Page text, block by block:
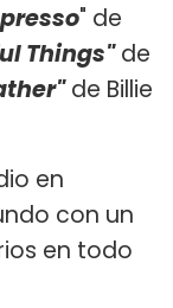
" de
Things"de
de Billie
en
con un
en todo